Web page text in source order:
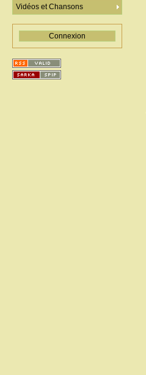
Vidéos et Chansons
Connexion